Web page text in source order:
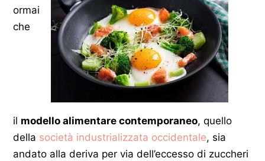
ormai
che
il modello alimentare contemporaneo, quello
della società industrializzata occidentale, sia
andato alla deriva per via dell’eccesso di zuccheri